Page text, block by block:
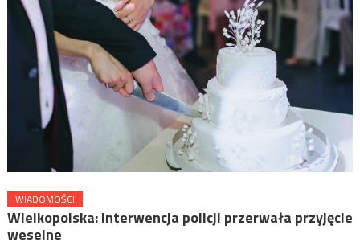
WIADOMOŚCI
Wielkopolska: Interwencja policji przerwała przyjęcie
weselne